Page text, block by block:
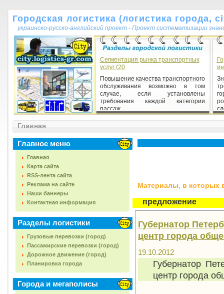
Городская логистика (логистика города,
украинско-русско-английский проект - Проект систематизации
Сегментация рынка транспортных
услуг (20
Повышение качества транспортного
обслуживания возможно в том
случае, если установлены
требования каждой категории
пассаж...
Главная
Главное меню
Главная
Карта сайта
RSS-лента сайта
Реклама на сайте
Наши баннеры
Контактная информация
Разделы логистики
Грузовые перевозки (город)
Пассажирские перевозки (город)
Дорожное движение (город)
Планировка города
Города и мегаполисы
Материалы, в которых
предложение
Губернатор
центр города
19.10.2012
Губернатор
центр города